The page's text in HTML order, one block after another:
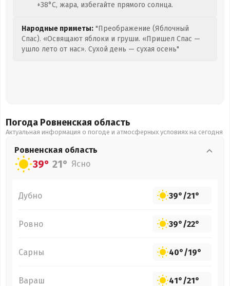
+38°C, жара, избегайте прямого солнца.
Народные приметы: "Преображение (Яблочный
Спас). «Освящают яблоки и груши. «Пришел Спас —
ушло лето от нас». Сухой день — сухая осень"
Погода Ровненская область
Актуальная информация о погоде и атмосферных условиях на сегодня
Ровненская область
39° 21° Ясно
Дубно 39°/21°
Ровно 39°/22°
Сарны 40°/19°
Вараш 41°/21°